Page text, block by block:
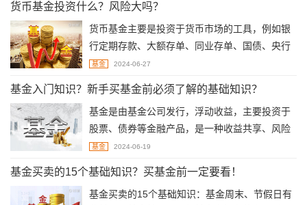
对象，通过购买该指数的全部或部分成份股构建
投资组合，以追踪标的指数表现的基金产品。 股
票型基金是主动型基金，指数型基金是被动型基
金。
货币基金投资什么？风险大吗？
货币基金主要是投资于货币市场的工具，例如银
行定期存款、大额存单、同业存单、国债、央行
票据、商业票据、政府短期债券、企业债券（信
短期有价证券。因而货币基金投资风险很小，基
金净值波动也很小，收益比较的稳定，一般不会
亏本。
基金 2024-06-27
基金入门知识？新手买基金前必须了解的基础知识？
基金是由基金公司发行，浮动收益，主要投资于
股票、债券等金融产品，是一种收益共享、风险
共担的一种投资方式。参与主体：基金持有人、
为：货币基金、债券基金、混合基金、指数基
金、股票基金、黄金基金。
基金 2024-06-19
基金买卖的15个基础知识？买基金前一定要看！
基金买卖的15个基础知识：基金周末、节假日有